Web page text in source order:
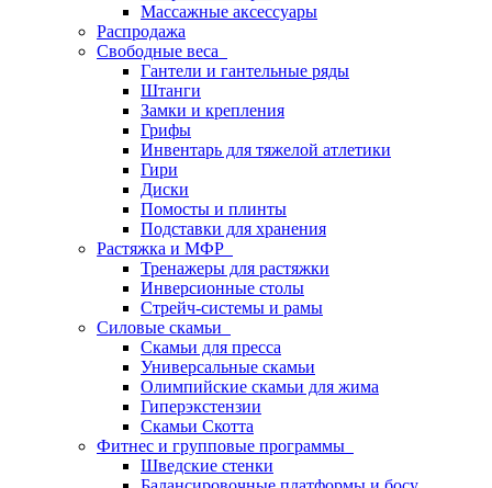
Массажные аксессуары
Распродажа
Свободные веса
Гантели и гантельные ряды
Штанги
Замки и крепления
Грифы
Инвентарь для тяжелой атлетики
Гири
Диски
Помосты и плинты
Подставки для хранения
Растяжка и МФР
Тренажеры для растяжки
Инверсионные столы
Стрейч-системы и рамы
Силовые скамьи
Скамьи для пресса
Универсальные скамьи
Олимпийские скамьи для жима
Гиперэкстензии
Скамьи Скотта
Фитнес и групповые программы
Шведские стенки